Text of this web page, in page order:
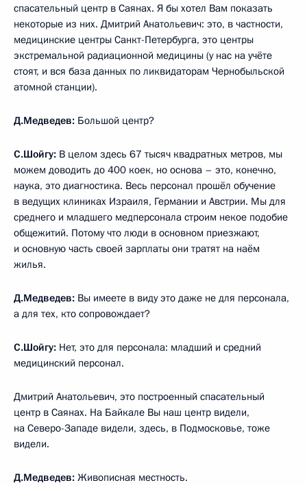
спасательный центр в Саянах. Я бы хотел Вам показать
некоторые из них. Дмитрий Анатольевич: это, в частности,
медицинские центры Санкт-Петербурга, это центры
экстремальной радиационной медицины (у нас на учёте
стоят, и вся база данных по ликвидаторам Чернобыльской
атомной станции).
Д.Медведев: Большой центр?
С.Шойгу: В целом здесь 67 тысяч квадратных метров, мы
можем доводить до 400 коек, но основа – это, конечно,
наука, это диагностика. Весь персонал прошёл обучение
в ведущих клиниках Израиля, Германии и Австрии. Мы для
среднего и младшего медперсонала строим некое подобие
общежитий. Потому что люди в основном приезжают,
и основную часть своей зарплаты они тратят на наём
жилья.
Д.Медведев: Вы имеете в виду это даже не для персонала,
а для тех, кто сопровождает?
С.Шойгу: Нет, это для персонала: младший и средний
медицинский персонал.
Дмитрий Анатольевич, это построенный спасательный
центр в Саянах. На Байкале Вы наш центр видели,
на Северо-Западе видели, здесь, в Подмосковье, тоже
видели.
Д.Медведев: Живописная местность.